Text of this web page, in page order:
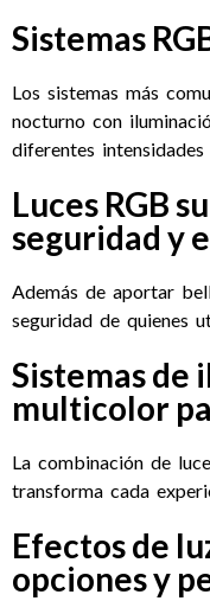
Sistemas
Los sistemas más
nocturno con
diferentes
Luces RGB
seguridad y
Además de aportar
seguridad de quienes
Sistemas de
multicolor
La combinación de
transforma cada
Efectos de
opciones y